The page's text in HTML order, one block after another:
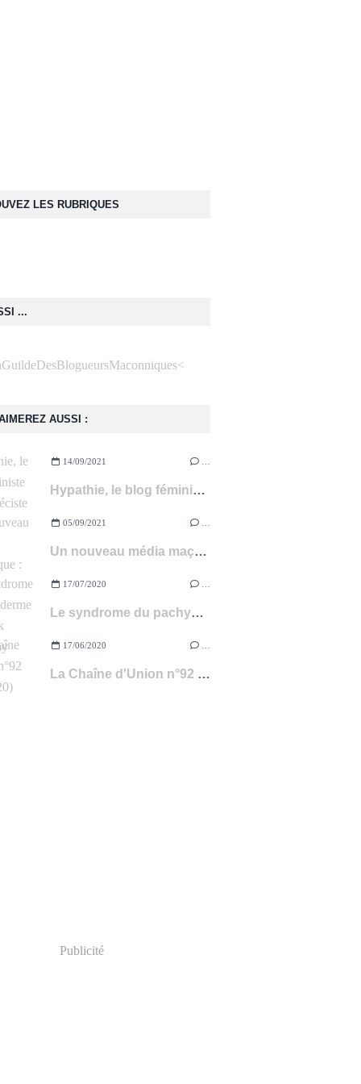
AUSSI :
14/09/2021
Hypathie, le blog féministe et anti-spéciste à suivre !
05/09/2021
Un nouveau média maçonnique : 450.FM
17/07/2020
Le syndrome du pachyderme de Franck Fouqueray (livre)
17/06/2020
La Chaîne d'Union n°92 (avril 2020)
...
<
LES RUBRIQUES
Publicité